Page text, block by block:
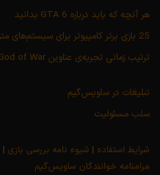
هر آنچه که باید درباره GTA 6 بدانید
25 بازی برتر کامپیوتر برای سیستم‌های متوسط و ضعیف
ترتیب زمانی تجربه‌ی عناوین God of War
تبلیغات در ساویس‌گیم
سلب مسئولیت
شرایط استفاده | شیوه نامه بررسی بازی |
مرامنامه خوانندگان ساویس‌گیم